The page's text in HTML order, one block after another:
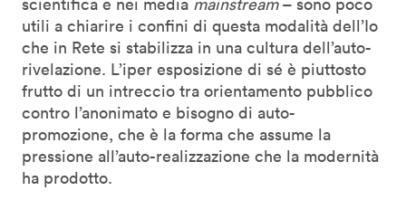
scientifica e nei media mainstream– sono poco
utili a chiarire i confini di questa modalità dell’Io
che in Rete si stabilizza in una cultura dell’auto-
rivelazione. L’iper esposizione di sé è piuttosto
frutto di un intreccio tra orientamento pubblico
contro l’anonimato e bisogno di auto-
promozione, che è la forma che assume la
pressione all’auto-realizzazione che la modernità
ha prodotto.